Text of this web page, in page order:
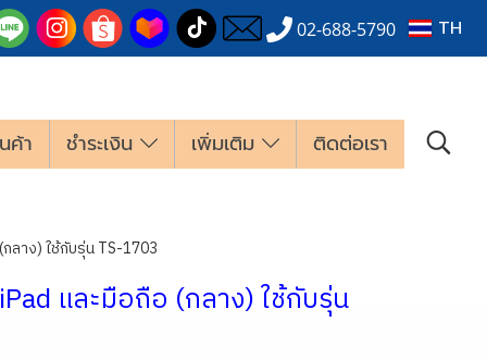
02-688-5790 TH
ค้า ชำระเงิน เพิ่มเติม ติดต่อเรา
ลาง) ใช้กับรุ่น TS-1703
และมือถือ (กลาง) ใช้กับรุ่น